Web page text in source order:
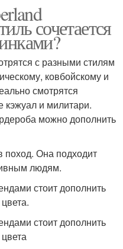
сочетается
с разными стилям
ковбойскому и
смотрятся
и милитари.
можно дополнить
поход. Она подходит
людям.
стоит дополнить
стоит дополнить